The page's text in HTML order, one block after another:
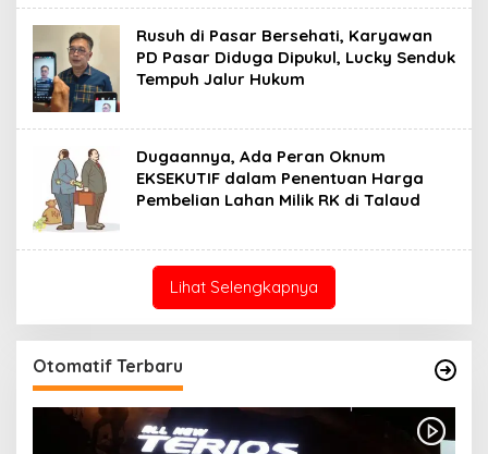
Rusuh di Pasar Bersehati, Karyawan
PD Pasar Diduga Dipukul, Lucky Senduk
Tempuh Jalur Hukum
Dugaannya, Ada Peran Oknum
EKSEKUTIF dalam Penentuan Harga
Pembelian Lahan Milik RK di Talaud
Lihat Selengkapnya
Otomatif Terbaru